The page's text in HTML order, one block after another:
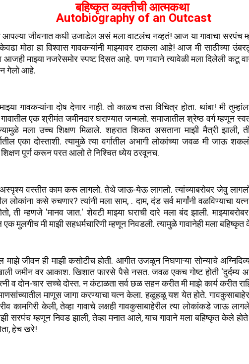
बहिष्कृत व्यक्तीची आत्मकथा
Autobiography of an Outcast
जीवनात कधी उजाडेल असं मला वाटलंच नव्हतं! आज या गावाचा सरपंच
मोठा हा विश्वास गावकऱ्यांनी माझ्यावर टाकला आहे! आज मी साठीच्या
आजही माझ्या नजरेसमोर स्पष्ट दिसत आहे. पण गावाने त्यावेळी मला दिलेली कटू
गेलो आहे.
गावकऱ्यांना दोष देणार नाही. तो काळच तसा विचित्र होता. थांबा! मी
गावातील एक श्रीमंत जमीनदार घराण्यात जन्मलो. समाजातील श्रेष्ठ वर्ग म्हणून
मला उच्च शिक्षण मिळाले. शहरात शिकत असताना माझी मैत्री झाली,
एका दोस्ताशी. त्यामुळे त्या वर्गातील अभागी लोकांच्या जवळ मी जाऊ
पूर्ण करून परत आलो ते निश्चित ध्येय ठरवूनच.
अस्पृश्य वस्तीत काम करू लागलो. तेथे जाऊ-येऊ लागलो. त्यांच्याबरोबर जेवु
लोकांना कसे रुचणार? त्यांनी मला साम, . दाम, दंड सर्व मार्गांनी वळविण्याचा
ती म्हणजे 'मानव जात.' शेवटी माझ्या घराची दारे मला बंद झाली.
एक मुलगीच मी माझी सहधर्मचारिणी म्हणून निवडली. त्यामुळे गावानेही मला
माझे जीवन ही माझी कसोटीच होती. आगीत उजळून निघणाऱ्या सोन्याचे
जमीन वर आकाश. खिशात फारसे पैसे नसत. जवळ एकच गोष्ट होती 'दुर्दम्य
व दोन-चार सच्चे दोस्त. न कंटाळता सर्व छळ सहन करीत मी माझे कार्य करीत
माणूस जागा करण्याचा यत्न केला. हळूहळू यश येत होते.
कामगिरी केली, तेव्हा गावाचे लक्षही गावकुसाबाहेरील त्या लोकांकडे जाऊ
सरपंच म्हणून निवड झाली, तेव्हा मनात आले, याच गावाने मला बहिष्कृत केले होते
हेच खरे!